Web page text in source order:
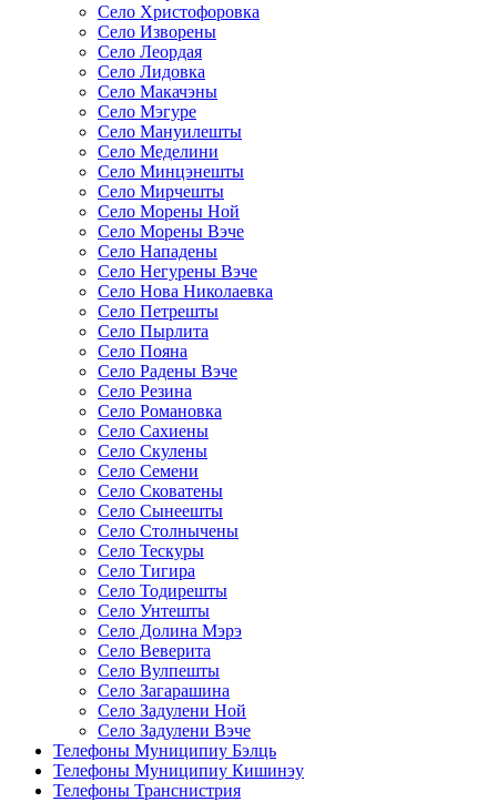
Село Христофоровка
Село Изворены
Село Леордая
Село Лидовка
Село Макачэны
Село Мэгуре
Село Мануилешты
Село Меделини
Село Минцэнешты
Село Мирчешты
Село Морены Ной
Село Морены Вэче
Село Нападены
Село Негурены Вэче
Село Нова Николаевка
Село Петрешты
Село Пырлита
Село Пояна
Село Радены Вэче
Село Резина
Село Романовка
Село Сахиены
Село Скулены
Село Семени
Село Сковатены
Село Сынеешты
Село Столнычены
Село Тескуры
Село Тигира
Село Тодирешты
Село Унтешты
Село Долина Мэрэ
Село Веверита
Село Вулпешты
Село Загарашина
Село Задулени Ной
Село Задулени Вэче
Телефоны Муниципиу Бэлць
Телефоны Муниципиу Кишинэу
Телефоны Транснистрия